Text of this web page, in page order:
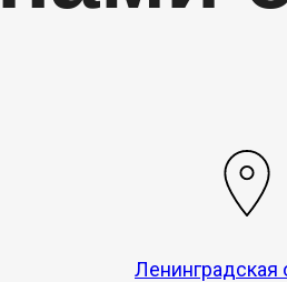
Ленинградская